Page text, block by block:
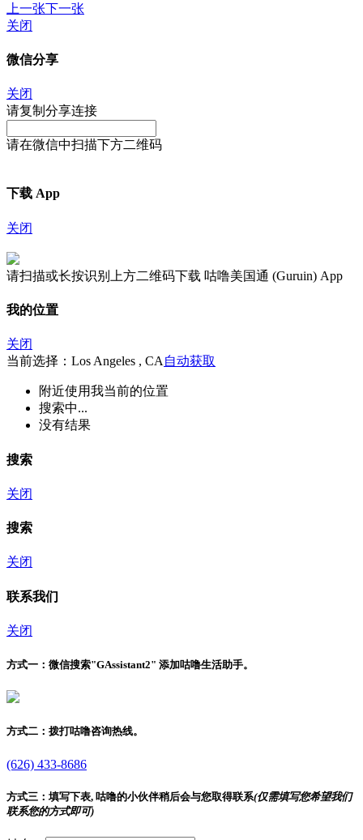
上一张下一张
关闭
微信分享
关闭
请复制分享连接
请在微信中扫描下方二维码
下载 App
关闭
请扫描或长按识别上方二维码下载 咕噜美国通 (Guruin) App
我的位置
关闭
当前选择：Los Angeles , CA 自动获取
附近使用我当前的位置
搜索中...
没有结果
搜索
关闭
搜索
关闭
联系我们
关闭
方式一： 微信搜索"GAssistant2" 添加咕噜生活助手。
方式二： 拨打咕噜咨询热线。
(626) 433-8686
方式三： 填写下表, 咕噜的小伙伴稍后会与您取得联系(仅需填写您希望我们
联系您的方式即可)